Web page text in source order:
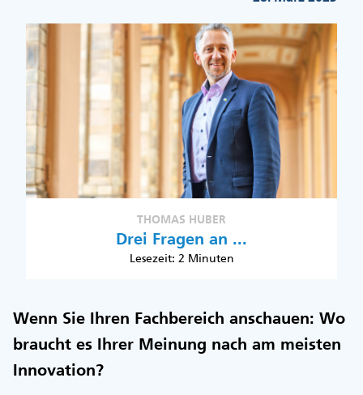
THOMAS HUBER
Drei Fragen an ...
Lesezeit: 2 Minuten
Wenn Sie Ihren Fachbereich anschauen: Wo
braucht es Ihrer Meinung nach am meisten
Innovation?